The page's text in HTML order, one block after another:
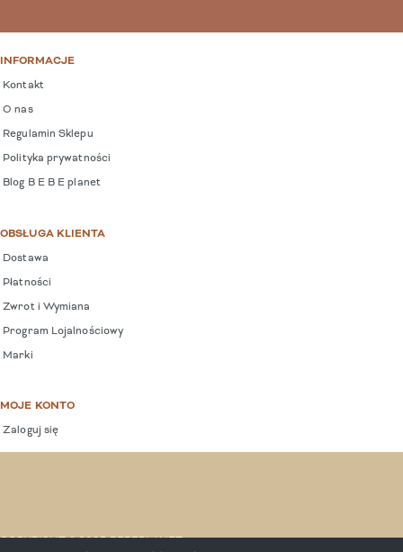
INFORMACJE
Kontakt
O nas
Regulamin Sklepu
Polityka prywatności
Blog B E B E planet
OBSŁUGA KLIENTA
Dostawa
Płatności
Zwrot i Wymiana
Program Lojalnościowy
Marki
MOJE KONTO
Zaloguj się
COPYRIGHT © 2025 BEBEPLANET.